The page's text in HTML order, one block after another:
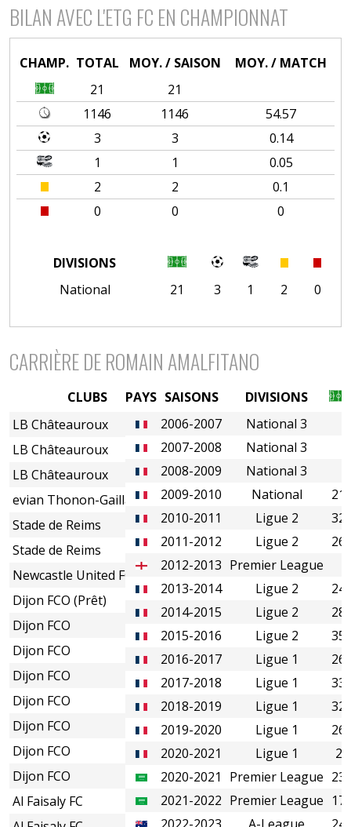
BILAN AVEC L'ETG FC EN CHAMPIONNAT
CHAMP. TOTAL MOY. / SAISON
MOY. / MATCH
21
21
1146
1146
54.57
3
3
0.14
1
1
0.05
2
2
0.1
0
0 0
DIVISIONS
National
21 3 1 2 0
CARRIÈRE DE ROMAIN AMALFITANO
PAYS SAISONS
DIVISIONS
2006-2007
National 3
2007-2008
National 3
2008-2009
National 3
2009-2010
National
21
2010-2011
Ligue 2
32
2011-2012
Ligue 2
26
2012-2013 Premier League
2013-2014
Ligue 2
24
2014-2015
Ligue 2
28
2015-2016
Ligue 2
35
2016-2017
Ligue 1
26
2017-2018
Ligue 1
33
2018-2019
Ligue 1
32
2019-2020
Ligue 1
26
2020-2021
Ligue 1
2
2020-2021
Premier League 23
2021-2022 Premier League 17
CLUBS
LB Châteauroux
LB Châteauroux
LB Châteauroux
evian Thonon-Gaillard FC
Stade de Reims
Stade de Reims
Newcastle United FC
Dijon FCO (Prêt)
Dijon FCO
Dijon FCO
Dijon FCO
Dijon FCO
Dijon FCO
Dijon FCO
Dijon FCO
Al Faisaly FC